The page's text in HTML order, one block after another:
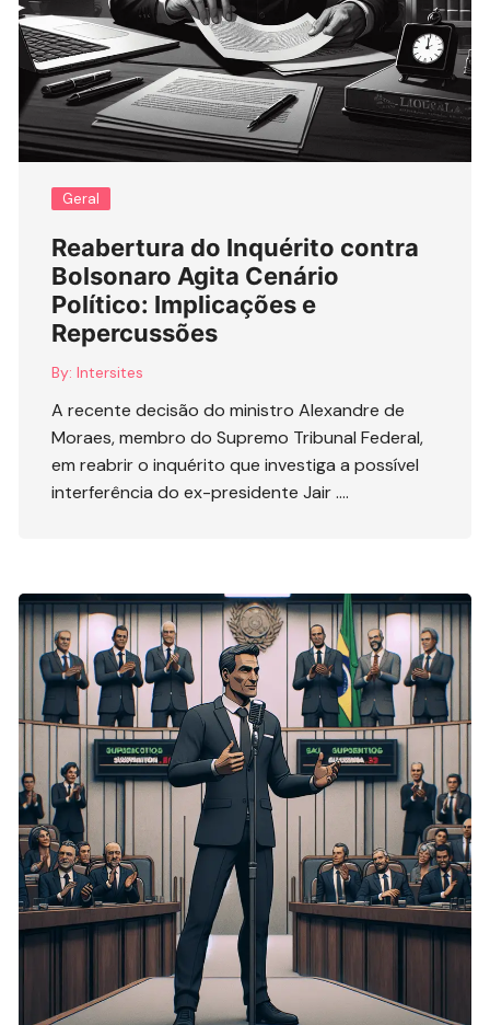
Geral
Reabertura do Inquérito contra
Bolsonaro Agita Cenário
Político: Implicações e
Repercussões
By: Intersites
A recente decisão do ministro Alexandre de
Moraes, membro do Supremo Tribunal Federal,
em reabrir o inquérito que investiga a possível
interferência do ex-presidente Jair ….